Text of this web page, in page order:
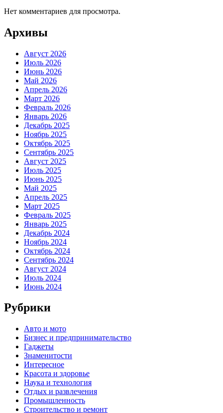
Нет комментариев для просмотра.
Архивы
Август 2026
Июль 2026
Июнь 2026
Май 2026
Апрель 2026
Март 2026
Февраль 2026
Январь 2026
Декабрь 2025
Ноябрь 2025
Октябрь 2025
Сентябрь 2025
Август 2025
Июль 2025
Июнь 2025
Май 2025
Апрель 2025
Март 2025
Февраль 2025
Январь 2025
Декабрь 2024
Ноябрь 2024
Октябрь 2024
Сентябрь 2024
Август 2024
Июль 2024
Июнь 2024
Рубрики
Авто и мото
Бизнес и предпринимательство
Гаджеты
Знаменитости
Интересное
Красота и здоровье
Наука и технология
Отдых и развлечения
Промышленность
Строительство и ремонт